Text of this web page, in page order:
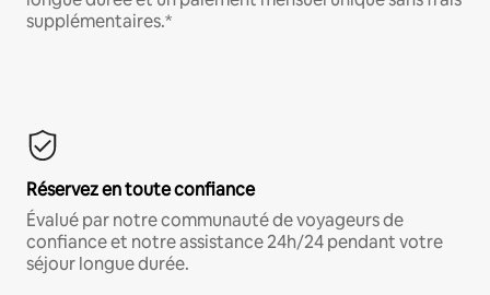
supplémentaires.*
Réservez en toute confiance
Évalué par notre communauté de voyageurs de
confiance et notre assistance 24h/24 pendant votre
séjour longue durée.